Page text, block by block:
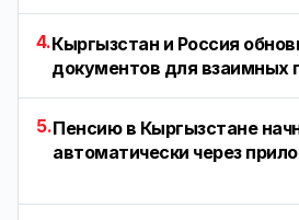
4.Кыргызстан и Россия
документов для взаимных
5.Пенсию в Кыргызстане
автоматически через